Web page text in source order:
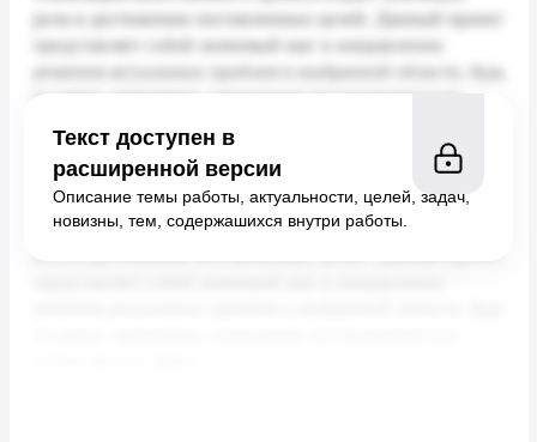
Текст доступен в
расширенной версии
Описание темы работы, актуальности, целей, задач,
новизны, тем, содержашихся внутри работы.